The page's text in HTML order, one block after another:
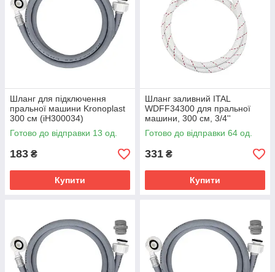
Шланг для підключення
пральної машини Kronoplast
300 см (іH300034)
Готово до відправки 13 од.
183 ₴
Купити
Шланг заливний ITAL
WDFF34300 для пральної
машини, 300 см, 3/4''
Готово до відправки 64 од.
331 ₴
Купити